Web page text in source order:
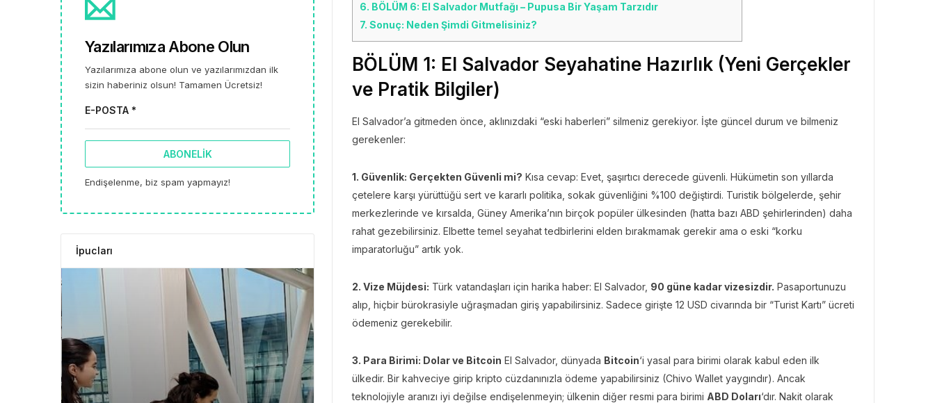
6. BÖLÜM 6: El Salvador Mutfağı – Pupusa Bir Yaşam Tarzıdır
7. Sonuç: Neden Şimdi Gitmelisiniz?
BÖLÜM 1: El Salvador Seyahatine Hazırlık (Yeni Gerçekler
ve Pratik Bilgiler)
El Salvador’a gitmeden önce, aklınızdaki “eski haberleri” silmeniz gerekiyor. İşte güncel durum ve bilmeniz
gerekenler:
1. Güvenlik: Gerçekten Güvenli mi? Kısa cevap: Evet, şaşırtıcı derecede güvenli. Hükümetin son yıllarda
çetelere karşı yürüttüğü sert ve kararlı politika, sokak güvenliğini %100 değiştirdi. Turistik bölgelerde, şehir
merkezlerinde ve kırsalda, Güney Amerika’nın birçok popüler ülkesinden (hatta bazı ABD şehirlerinden) daha
rahat gezebilirsiniz. Elbette temel seyahat tedbirlerini elden bırakmamak gerekir ama o eski “korku
imparatorluğu” artık yok.
2. Vize Müjdesi: Türk vatandaşları için harika haber: El Salvador, 90 güne kadar vizesizdir. Pasaportunuzu
alıp, hiçbir bürokrasiyle uğraşmadan giriş yapabilirsiniz. Sadece girişte 12 USD civarında bir “Turist Kartı” ücreti
ödemeniz gerekebilir.
3. Para Birimi: Dolar ve Bitcoin El Salvador, dünyada Bitcoin‘i yasal para birimi olarak kabul eden ilk
ülkedir. Bir kahveciye girip kripto cüzdanınızla ödeme yapabilirsiniz (Chivo Wallet yaygındır). Ancak
teknolojiyle aranızı iyi değilse endişelenmeyin; ülkenin diğer resmi para birimi ABD Doları‘dır. Nakit olarak
Yazılarımıza Abone Olun
Yazılarımıza abone olun ve yazılarımızdan ilk
sizin haberiniz olsun! Tamamen Ücretsiz!
E-POSTA *
ABONELIK
Endişelenme, biz spam yapmayız!
İpucları